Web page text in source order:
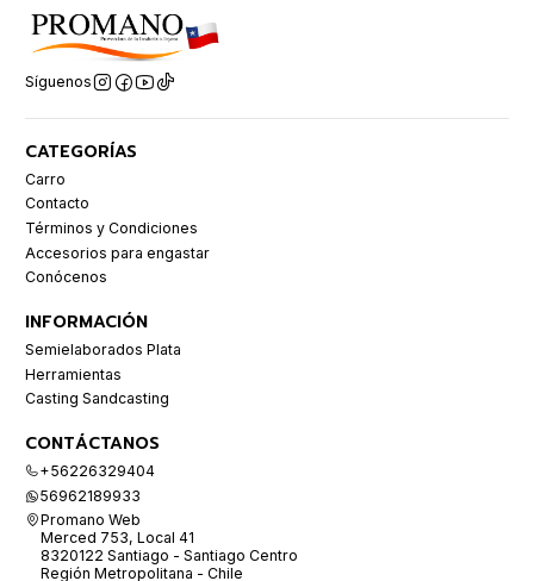
Síguenos
CATEGORÍAS
Carro
Contacto
Términos y Condiciones
Accesorios para engastar
Conócenos
INFORMACIÓN
Semielaborados Plata
Herramientas
Casting Sandcasting
CONTÁCTANOS
+56226329404
56962189933
Promano Web
Merced 753, Local 41
8320122 Santiago - Santiago Centro
Región Metropolitana - Chile